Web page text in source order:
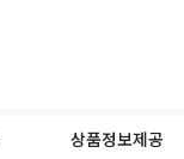
상품정보제공